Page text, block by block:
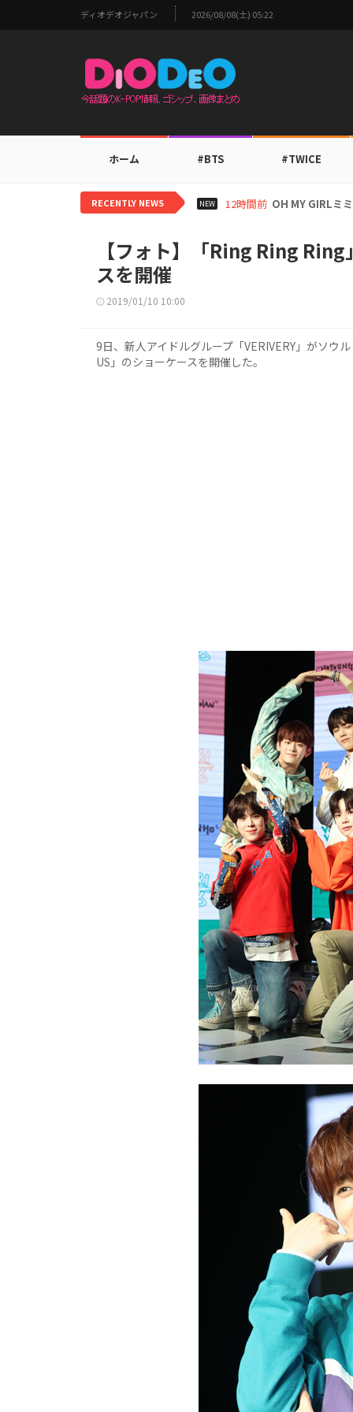
ディオデオジャパン 2026/08/08(土) 05:22
ホーム #BTS #TWICE
RECENTLY NEWS NEW 14時間前 BTS V、ワール
【フォト】「Ring Ring
スを開催
2019/01/10 10:00
9日、新人アイドルグループ「VERIVERY」がソウ
US」のショーケースを開催した。